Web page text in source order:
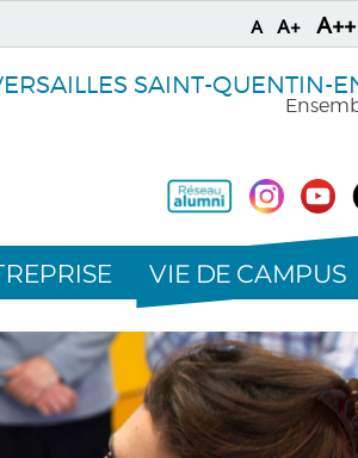
A A+ A++
SAINT-QUENTIN-
VIE DE CAMPUS